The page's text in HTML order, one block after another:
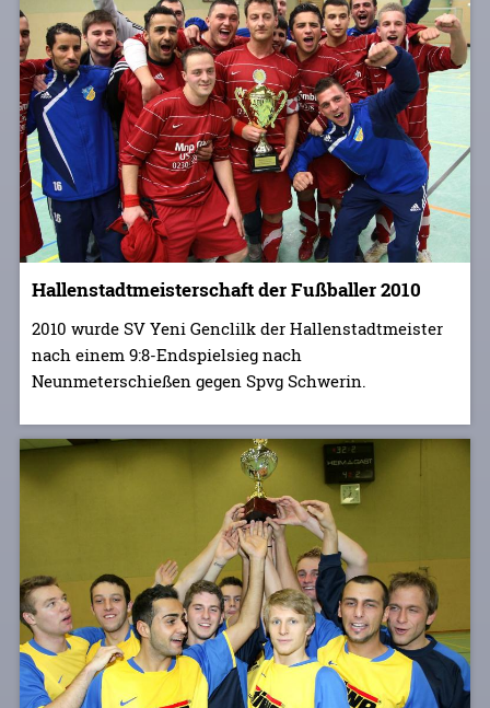
Hallenstadtmeisterschaft der Fußballer 2010
2010 wurde SV Yeni Genclilk der Hallenstadtmeister
nach einem 9:8-Endspielsieg nach
Neunmeterschießen gegen Spvg Schwerin.